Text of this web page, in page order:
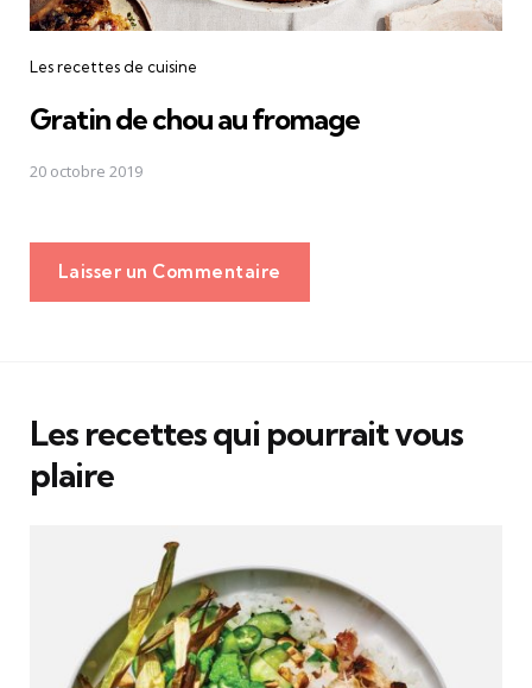
Les recettes de cuisine
Gratin de chou au fromage
20 octobre 2019
Laisser un Commentaire
Les recettes qui pourrait vous
plaire